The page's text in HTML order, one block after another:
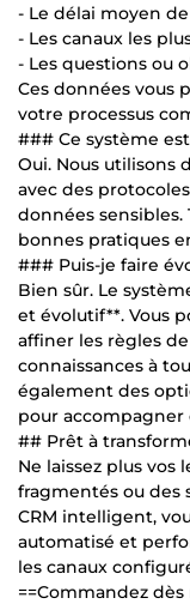
- Le délai moyen
- Les canaux les
- Les questions ou
Ces données vous
votre processus
### Ce système
Oui. Nous utilisons
avec des
données
bonnes pratiques
### Puis-je faire
Bien sûr. Le
et évolutif**. Vous
affiner les règles
connaissances à
également des
pour accompagner
## Prêt à
Ne laissez plus vos
fragmentés ou des
CRM intelligent,
automatisé et
les canaux
==Commandez